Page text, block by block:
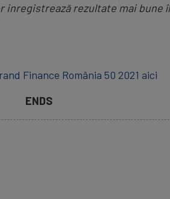
inregistrează rezultate mai
Finance România 50 2021 aici
ENDS